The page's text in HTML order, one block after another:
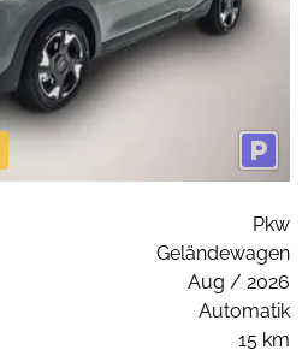
Pkw
Geländewagen
Aug / 2026
Automatik
15 km